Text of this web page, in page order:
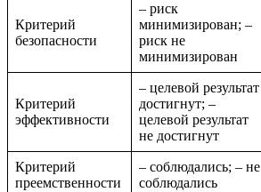
Критерий
безопасности
– риск
минимизирован; –
риск не
минимизирован
Критерий
эффективности
– целевой результат
достигнут; –
целевой результат
не достигнут
Критерий
преемственности
– соблюдались; – не
соблюдались